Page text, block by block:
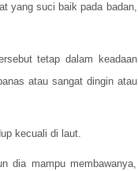
yang suci baik pada badan,
tetap dalam keadaan
atau sangat dingin atau
kecuali di laut.
dia mampu membawanya,